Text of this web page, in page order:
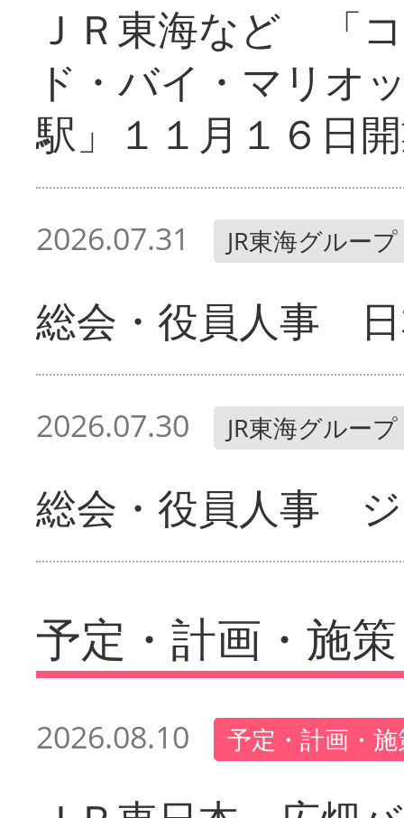
ＪＲ東海など 「
ド・バイ・マリオ
駅」１１月１６日
2026.07.31 JR東海グループ
総会・役員人事
2026.07.30 JR東海グループ
総会・役員人事
予定・計画・施策
2026.08.10 予定・計画・